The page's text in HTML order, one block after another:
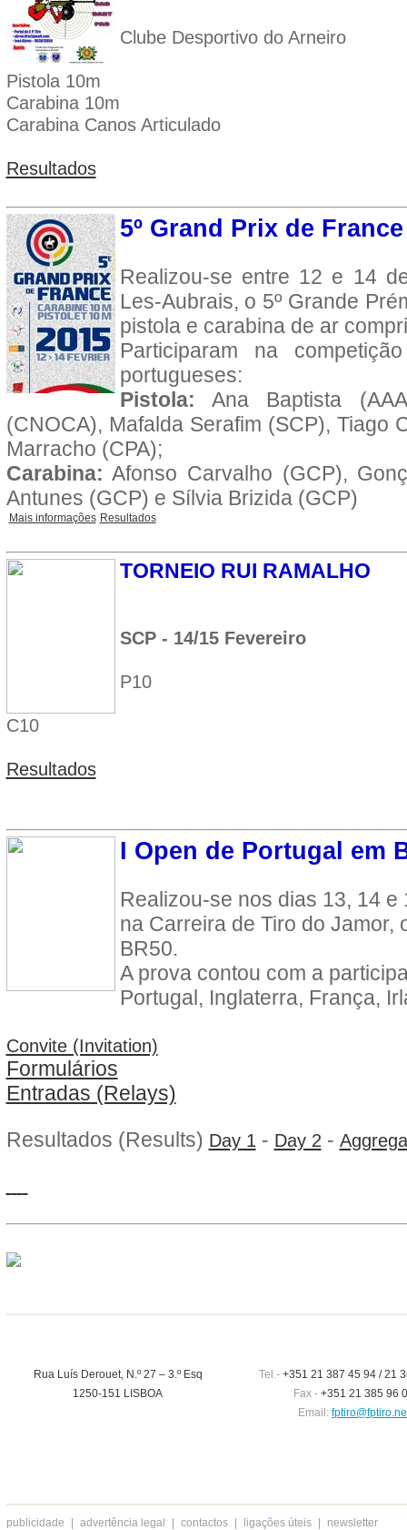
Clube Desportivo do Arneiro
Pistola 10m
Carabina 10m
Carabina Canos Articulado
Resultados
5º Grand Prix de
Realizou-se entre 12 e 14
Les-Aubrais, o 5º Grande
pistola e carabina de ar
Participaram na
portugueses:
Pistola: Ana Baptista
(CNOCA), Mafalda Serafim (SCP), Tiago
Marracho (CPA);
Carabina: Afonso Carvalho (GCP),
Antunes (GCP) e Sílvia Brizida (GCP)
Mais informações Resultados
TORNEIO RUI RAMALHO
SCP - 14/15 Fevereiro
P10
C10
Resultados
I Open de Portugal em
Realizou-se nos dias 13, 14
na Carreira de Tiro do Jamor,
BR50.
A prova contou com a
Portugal, Inglaterra, França,
Convite (Invitation)
Formulários
Entradas (Relays)
Resultados (Results) Day 1 - Day 2 -
Rua Luís Derouet, N.º 27 – 3.º Esq
1250-151 LISBOA
Tel.-+351 21 387 45 94 / 21
Fax - +351 21 385 96
Email:
publicidade advertência legal contactos ligações úteis newsletter